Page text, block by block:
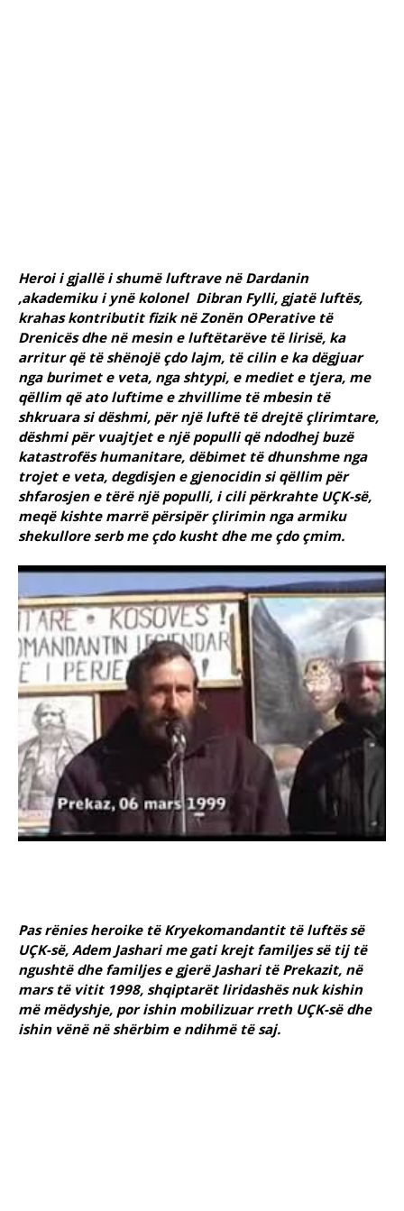
Heroi i gjallë i shumë luftrave në Dardanin
,akademiku i ynë kolonel Dibran Fylli, gjatë luftës,
krahas kontributit fizik në Zonën OPerative të
Drenicës dhe në mesin e luftëtarëve të lirisë, ka
arritur që të shënojë çdo lajm, të cilin e ka dëgjuar
nga burimet e veta, nga shtypi, e mediet e tjera, me
qëllim që ato luftime e zhvillime të mbesin të
shkruara si dëshmi, për një luftë të drejtë çlirimtare,
dëshmi për vuajtjet e një populli që ndodhej buzë
katastrofës humanitare, dëbimet të dhunshme nga
trojet e veta, degdisjen e gjenocidin si qëllim për
shfarosjen e tërë një populli, i cili përkrahte UÇK-së,
meqë kishte marrë përsipër çlirimin nga armiku
shekullore serb me çdo kusht dhe me çdo çmim.
Pas rënies heroike të Kryekomandantit të luftës së
UÇK-së, Adem Jashari me gati krejt familjes së tij të
ngushtë dhe familjes e gjerë Jashari të Prekazit, në
mars të vitit 1998, shqiptarët liridashës nuk kishin
më mëdyshje, por ishin mobilizuar rreth UÇK-së dhe
ishin vënë në shërbim e ndihmë të saj.